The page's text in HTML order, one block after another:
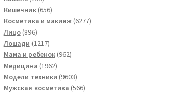
товара
Кишечник 656656
товаров
Косметика и макияж 62776277
Лицо 896896
товаров
Лошади 12171217
товаров
Мама и ребенок 962962
Медицина 19621962
товара
Модели техники 96039603
товара
Мужская косметика 566566